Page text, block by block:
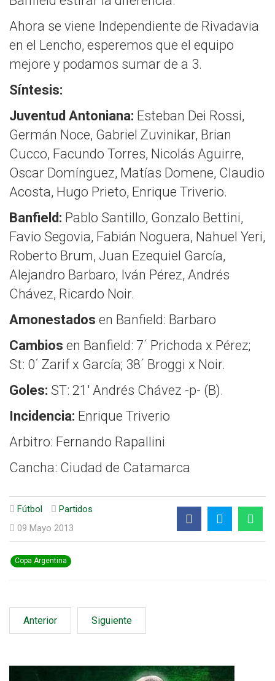
Ahora se viene Independiente de Rivadavia
en el Lencho, esperemos que el equipo
mejore y podamos sumar de a 3.
Síntesis:
Juventud Antoniana: Esteban Dei Rossi,
Germán Noce, Gabriel Zuvinikar, Brian
Cucco, Facundo Torres, Nicolás Aguirre,
Oscar Domínguez, Matías Domene, Claudio
Acosta, Hugo Prieto, Enrique Triverio.
Banfield: Pablo Santillo, Gonzalo Bettini,
Favio Segovia, Fabián Noguera, Nahuel Yeri,
Roberto Brum, Juan Ezequiel García,
Alejandro Barbaro, Iván Pérez, Andrés
Chávez, Ricardo Noir.
Amonestados en Banfield: Barbaro
Cambios en Banfield: 7´ Prichoda x Pérez;
St: 0´ Zarif x García; 38´ Broggi x Noir.
Goles: ST: 21′ Andrés Chávez -p- (B).
Incidencia: Enrique Triverio
Arbitro: Fernando Rapallini
Cancha: Ciudad de Catamarca
Fútbol
Partidos
09 Mayo 2013
Copa Argentina
Anterior Siguiente